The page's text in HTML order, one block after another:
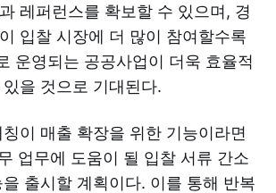
레퍼런스를 확보할 수 있으며, 경
입찰 시장에 더 많이 참여할수록
운영되는 공공사업이 더욱 효율적
을 것으로 기대된다.
이 매출 확장을 위한 기능이라면
업무에 도움이 될 입찰 서류 간소
출시할 계획이다. 이를 통해 반복